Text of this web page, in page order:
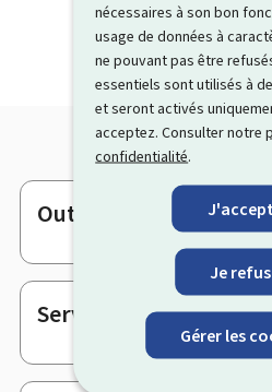
nécessaires à son bon
usage de données à
ne pouvant pas être
essentiels sont utilisés à
et seront activés
acceptez. Consulter notre
confidentialité.
Je
Gérer les
Pied
de
page
Outils
Services en ligne &